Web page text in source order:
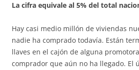
La cifra equivale al 5% del total
Hay casi medio millón de viviendas
nadie ha comprado todavía. Están
llaves en el cajón de alguna
comprador que aún no ha llegado. El